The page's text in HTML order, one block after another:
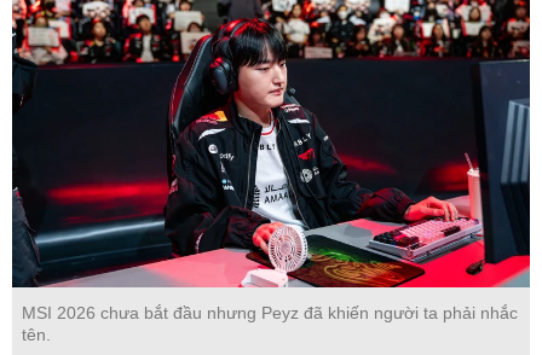
MSI 2026 chưa bắt đầu nhưng Peyz đã khiến người ta phải nhắc
tên.